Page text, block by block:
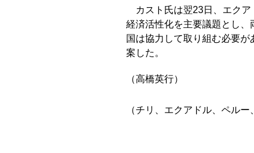
カスト氏は翌23日、エク
経済活性化を主要議題とし
国は協力して取り組む必要
案した。
（高橋英行）
（チリ、エクアドル、ペルー